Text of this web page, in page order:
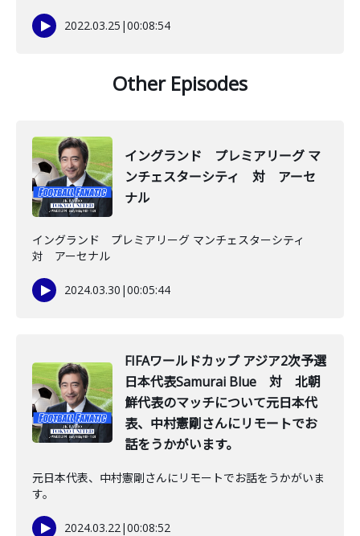
2022.03.25 |00:08:54
Other Episodes
イングランド プレミアリーグ マ
ンチェスターシティ 対 アーセ
ナル
イングランド プレミアリーグ マンチェスターシティ
対 アーセナル
2024.03.30 |00:05:44
FIFAワールドカップ アジア2次予選
日本代表Samurai Blue 対 北朝
鮮代表のマッチについて元日本代
表、中村憲剛さんにリモートでお
話をうかがいます。
元日本代表、中村憲剛さんにリモートでお話をうかがいま
す。
2024.03.22|00:08:52